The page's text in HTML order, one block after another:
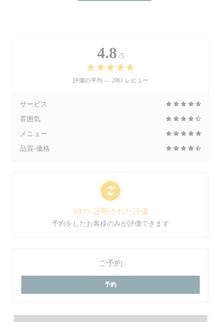
4.8 /5
評価の平均 — 2061 レビュー
サービス
雰囲気
メニュー
品質-価格
100% 証明された評価
予約をしたお客様のみが評価できます
ご予約
予約